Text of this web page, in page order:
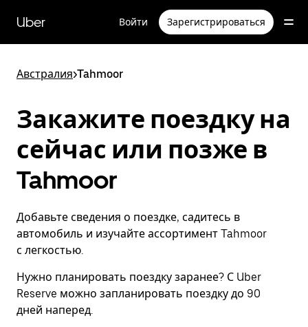
перейти
к
Uber Войти Зарегистрироваться
Австралия>Tahmoor
Закажите поездку на
сейчас или позже в
Tahmoor
Добавьте сведения о поездке, садитесь в
автомобиль и изучайте ассортимент Tahmoor
с легкостью.
Нужно планировать поездку заранее? С Uber
Reserve можно запланировать поездку до 90
дней наперед.